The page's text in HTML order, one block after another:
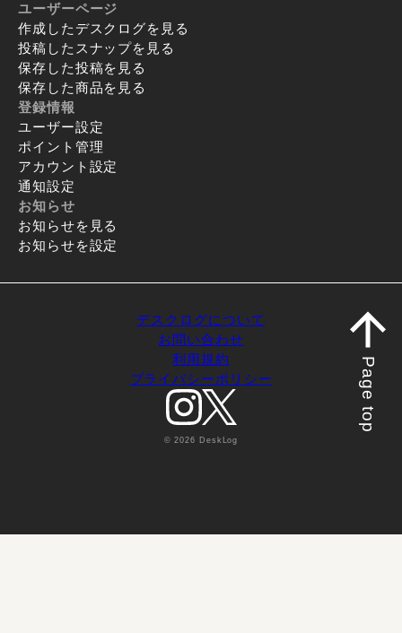
ユーザーページ
作成したデスクログを見る
投稿したスナップを見る
保存した投稿を見る
保存した商品を見る
登録情報
ユーザー設定
ポイント管理
アカウント設定
通知設定
お知らせ
お知らせを見る
お知らせを設定
デスクログについて
お問い合わせ
利用規約
プライバシーポリシー
© 2026 DeskLog
Page top